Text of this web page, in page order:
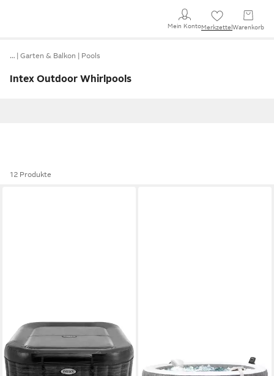
Mein KontoMerkzettel Warenkorb
… Garten & Balkon Pools
Intex Outdoor Whirlpools
12 Produkte